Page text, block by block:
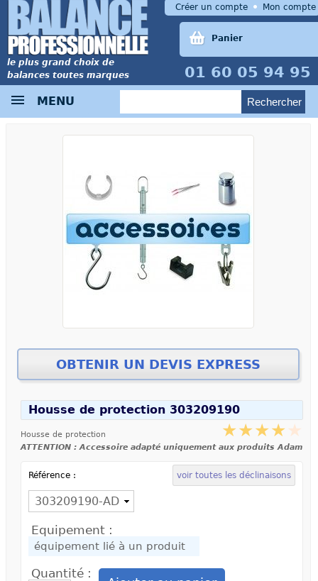
le plus grand choix de
balances toutes marques
01 60 05 94 95
Panier
Créer un compte Mon compte
MENU
Housse de protection 303209190
Housse de protection
ATTENTION : Accessoire adapté uniquement aux produits Adam
Référence : voir toutes les déclinaisons
Equipement :
Quantité :